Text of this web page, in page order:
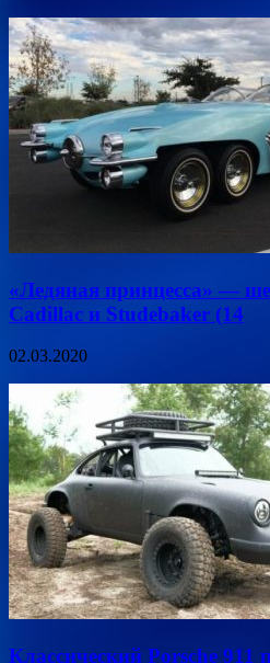
«Ледяная принцесса» —
Cadillac и Studebaker (14
02.03.2020
Классический Porsche 911